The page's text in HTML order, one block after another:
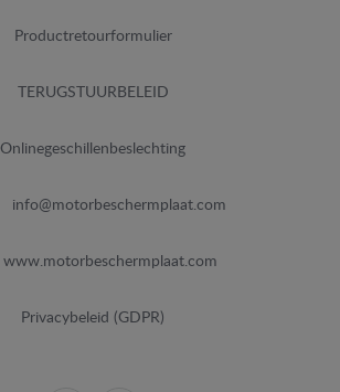
Productretourformulier
TERUGSTUURBELEID
Onlinegeschillenbeslechting
info@motorbeschermplaat.com
www.motorbeschermplaat.com
Privacybeleid (GDPR)